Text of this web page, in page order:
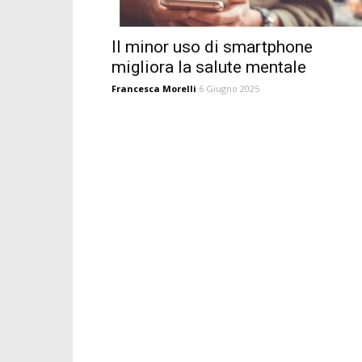
Il minor uso di smartphone
migliora la salute mentale
Francesca Morelli 6 Giugno 2025